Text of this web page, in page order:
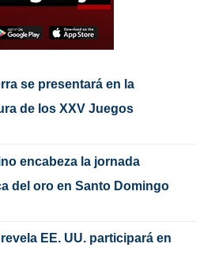
se presentará en la
de los XXV Juegos
encabeza la jornada
del oro en Santo Domingo
EE. UU. participará en